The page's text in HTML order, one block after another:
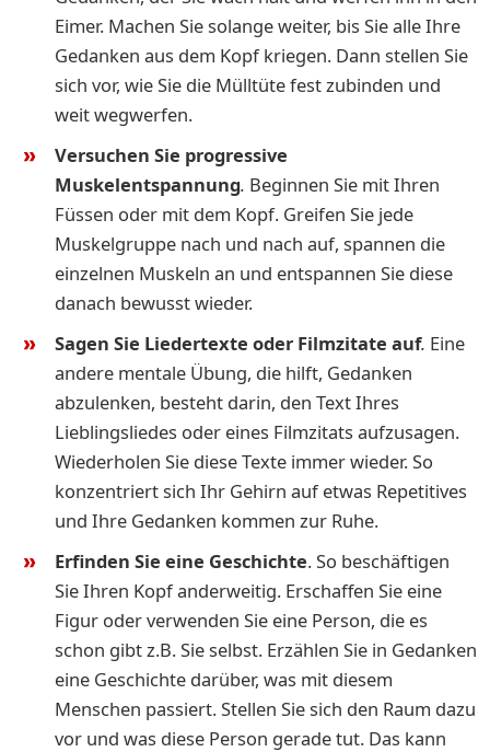
Eimer. Machen Sie solange weiter, bis Sie alle Ihre
Gedanken aus dem Kopf kriegen. Dann stellen Sie
sich vor, wie Sie die Mülltüte fest zubinden und
weit wegwerfen.
Versuchen Sie progressive
Muskelentspannung. Beginnen Sie mit Ihren
Füssen oder mit dem Kopf. Greifen Sie jede
Muskelgruppe nach und nach auf, spannen die
einzelnen Muskeln an und entspannen Sie diese
danach bewusst wieder.
Sagen Sie Liedertexte oder Filmzitate auf. Eine
andere mentale Übung, die hilft, Gedanken
abzulenken, besteht darin, den Text Ihres
Lieblingsliedes oder eines Filmzitats aufzusagen.
Wiederholen Sie diese Texte immer wieder. So
konzentriert sich Ihr Gehirn auf etwas Repetitives
und Ihre Gedanken kommen zur Ruhe.
Erfinden Sie eine Geschichte. So beschäftigen
Sie Ihren Kopf anderweitig. Erschaffen Sie eine
Figur oder verwenden Sie eine Person, die es
schon gibt z.B. Sie selbst. Erzählen Sie in Gedanken
eine Geschichte darüber, was mit diesem
Menschen passiert. Stellen Sie sich den Raum dazu
vor und was diese Person gerade tut. Das kann